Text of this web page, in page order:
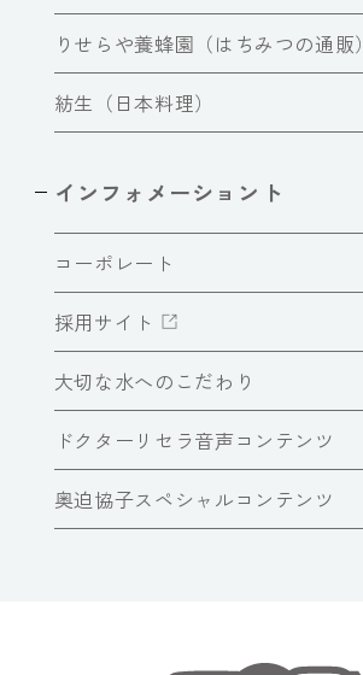
りせらや養蜂園（はちみつの通販）
紡生（日本料理）
インフォメーショント
コーポレート
採用サイト
大切な水へのこだわり
ドクターリセラ音声コンテンツ
奥迫協子スペシャルコンテンツ